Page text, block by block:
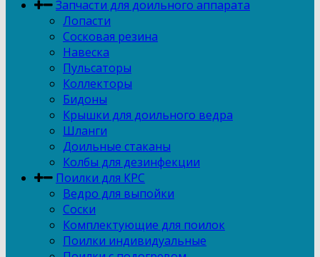
Запчасти для доильного аппарата
Лопасти
Сосковая резина
Навеска
Пульсаторы
Коллекторы
Бидоны
Крышки для доильного ведра
Шланги
Доильные стаканы
Колбы для дезинфекции
Поилки для КРС
Ведро для выпойки
Соски
Комплектующие для поилок
Поилки индивидуальные